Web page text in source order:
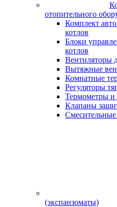
отопительного
Комплект
котлов
Блоки
котлов
Вентиляторы
Вытяжные
Комнатные
Регуляторы
Термометры
Клапаны
(экспанзоматы)